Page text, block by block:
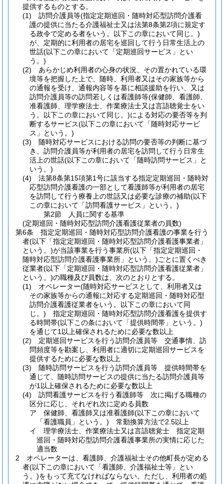
提供するものとする。
(1)
訪問介護員等(指定定期巡回・随時対応型訪問介護看
護の提供に当たる介護福祉士又は法第8条第2項に規定す
る政令で定める者をいう。以下この章において同じ。)
が、定期的に利用者の居宅を巡回して行う日常生活上の
世話(以下この章において「定期巡回サービス」とい
う。)
(2)
あらかじめ利用者の心身の状況、その置かれている環
境等を把握した上で、随時、利用者又はその家族等から
の通報を受け、通報内容等を基に相談援助を行い、又は
訪問介護員等の訪問若しくは看護師等(保健師、看護師、
准看護師、理学療法士、作業療法士又は言語聴覚士をい
う。以下この章において同じ。)による対応の要否等を判
断するサービス(以下この章において「随時対応サービ
ス」という。)
(3)
随時対応サービスにおける訪問の要否等の判断に基づ
き、訪問介護員等が利用者の居宅を訪問して行う日常生
活上の世話(以下この章において「随時訪問サービス」と
いう。)
(4)
法第8条第15項第1号に該当する指定定期巡回・随時対
応型訪問介護看護の一部として看護師等が利用者の居宅
を訪問して行う療養上の世話又は必要な診療の補助(以下
この章において「訪問看護サービス」という。)
第2節
人員に関する基準
(定期巡回・随時対応型訪問介護看護従業者の員数)
第6条
指定定期巡回・随時対応型訪問介護看護の事業を行う
者(以下「指定定期巡回・随時対応型訪問介護看護事業者」
という。)が当該事業を行う事業所(以下「指定定期巡回・
随時対応型訪問介護看護事業所」という。)ごとに置くべき
従業者(以下「定期巡回・随時対応型訪問介護看護従業者」
という。)の職種及び員数は、次のとおりとする。
(1)
オペレーター(随時対応サービスとして、利用者又は
その家族等からの通報に対応する定期巡回・随時対応型
訪問介護看護従業者をいう。以下この章において同
じ。) 指定定期巡回・随時対応型訪問介護看護を提供す
る時間帯(以下この条において「提供時間帯」という。)
を通じて1以上確保されるために必要な数以上
(2)
定期巡回サービスを行う訪問介護員等 交通事情、訪
問頻度等を勘案し、利用者に適切に定期巡回サービスを
提供するために必要な数以上
(3)
随時訪問サービスを行う訪問介護員等 提供時間帯を
通じて、随時訪問サービスの提供に当たる訪問介護員等
が1以上確保されるために必要な数以上
(4)
訪問看護サービスを行う看護師等 次に掲げる職種の
区分に応じ、それぞれ次に定める員数
ア
保健師、看護師又は准看護師(以下この章において
「看護職員」という。) 常勤換算方法で2.5以上
イ
理学療法士、作業療法士又は言語聴覚士 指定定期
巡回・随時対応型訪問介護看護事業所の実情に応じた
適当数
2
オペレーターは、看護師、介護福祉士その他町長が定める
者(以下この章において「看護師、介護福祉士等」とい
う。)をもって充てなければならない。 ただし、利用者の処